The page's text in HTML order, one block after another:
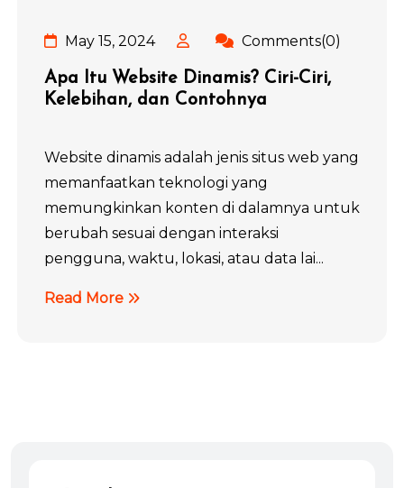
May 15, 2024 Comments(0)
Apa Itu Website Dinamis? Ciri-Ciri,
Kelebihan, dan Contohnya
Website dinamis adalah jenis situs web yang
memanfaatkan teknologi yang
memungkinkan konten di dalamnya untuk
berubah sesuai dengan interaksi
pengguna, waktu, lokasi, atau data lai...
Read More